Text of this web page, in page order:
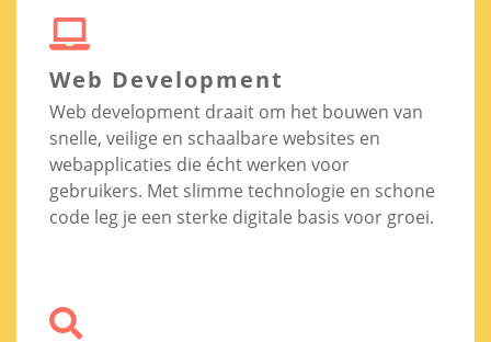
Web Development
Web development draait om het bouwen van
snelle, veilige en schaalbare websites en
webapplicaties die écht werken voor
gebruikers. Met slimme technologie en schone
code leg je een sterke digitale basis voor groei.